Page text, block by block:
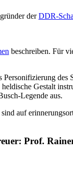
derDDR-
beschreiben. Für
des
Gestalt
Legende aus.
auf
Prof.